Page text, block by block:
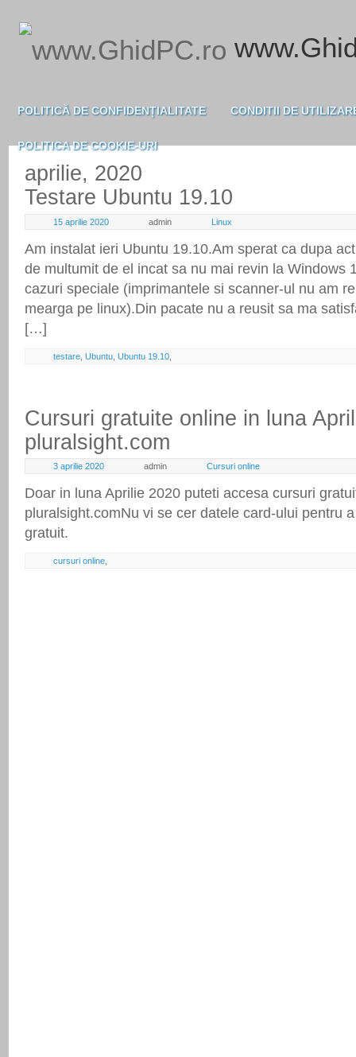
POLITICĂ DE CONFIDENȚIALITATE CONDITII DE
POLITICA DE COOKIE-URI
aprilie, 2020
Testare Ubuntu 19.10
15 aprilie 2020 admin Linux
Am instalat ieri Ubuntu 19.10.Am sperat ca dupa
de multumit de el incat sa nu mai revin la Windows
cazuri speciale (imprimantele si scanner-ul nu am
mearga pe linux).Din pacate nu a reusit sa ma
[…]
testare Ubuntu Ubuntu 19.10
Cursuri gratuite online in luna
pluralsight.com
3 aprilie 2020 admin Cursuri online
Doar in luna Aprilie 2020 puteti accesa cursuri
pluralsight.comNu vi se cer datele card-ului pentru
gratuit.
cursuri online